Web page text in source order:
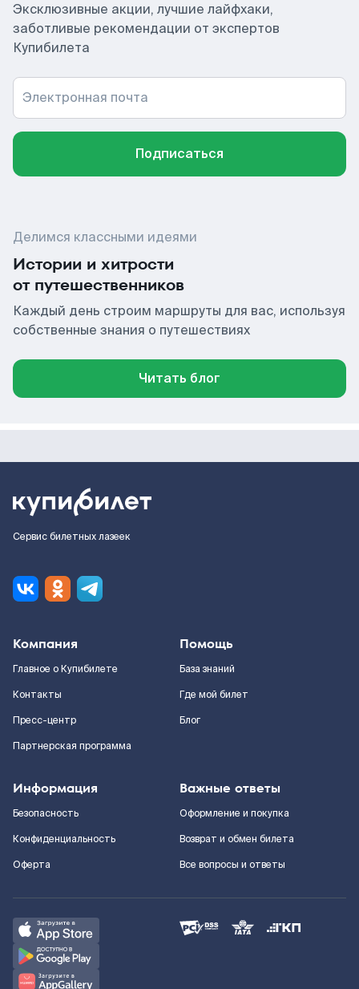
Эксклюзивные акции, лучшие лайфхаки,
заботливые рекомендации от экспертов
Купибилета
Электронная почта
Подписаться
Делимся классными идеями
Истории и хитрости
от путешественников
Каждый день строим маршруты для вас, используя
собственные знания о путешествиях
Читать блог
Сервис билетных лазеек
Компания
Главное о Купибилете
Контакты
Пресс-центр
Партнерская программа
Помощь
База знаний
Где мой билет
Блог
Информация
Безопасность
Конфиденциальность
Оферта
Важные ответы
Оформление и покупка
Возврат и обмен билета
Все вопросы и ответы